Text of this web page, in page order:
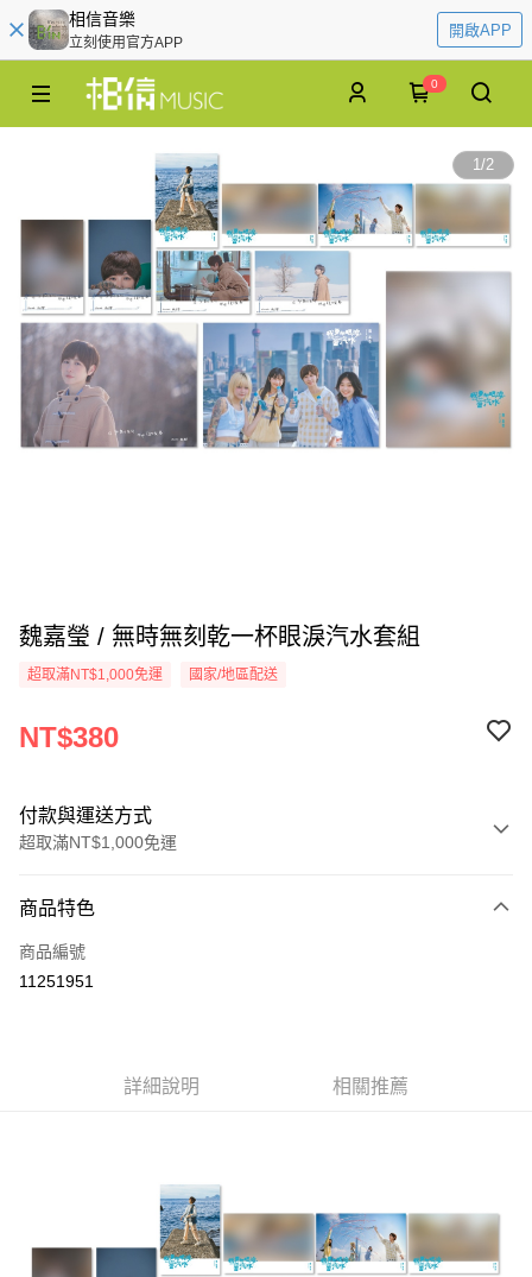
相信音樂
立刻使用官方APP
開啟APP
0
1/2
魏嘉瑩 / 無時無刻乾一杯眼淚汽水套組
超取滿NT$1,000免運 國家/地區配送
NT$380
付款與運送方式
超取滿NT$1,000免運
信用卡一次付款
超商取貨付款
商品特色
商品編號
11251951
詳細說明 相關推薦